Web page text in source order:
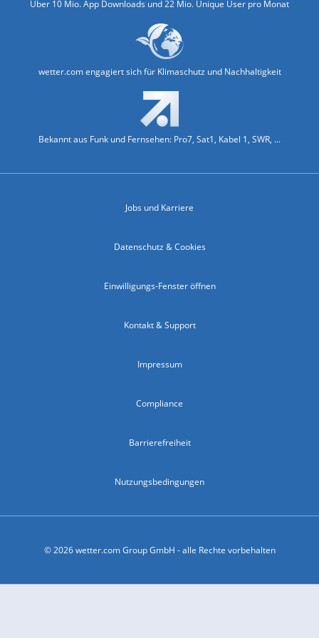
Über 10 Mio. App Downloads und 22 Mio. Unique User pro Monat
wetter.com engagiert sich für Klimaschutz und Nachhaltigkeit
Bekannt aus Funk und Fernsehen: Pro7, Sat1, Kabel 1, SWR, ...
Jobs und Karriere
Datenschutz & Cookies
Einwilligungs-Fenster öffnen
Kontakt & Support
Impressum
Compliance
Barrierefreiheit
Nutzungsbedingungen
© 2026 wetter.com Group GmbH - alle Rechte vorbehalten